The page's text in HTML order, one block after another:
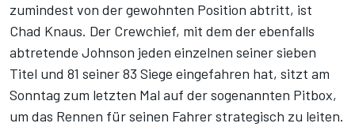
zumindest von der gewohnten Position abtritt, ist
Chad Knaus. Der Crewchief, mit dem der ebenfalls
abtretende Johnson jeden einzelnen seiner sieben
Titel und 81 seiner 83 Siege eingefahren hat, sitzt am
Sonntag zum letzten Mal auf der sogenannten Pitbox,
um das Rennen für seinen Fahrer strategisch zu leiten.